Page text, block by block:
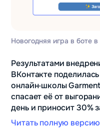
Новогодняя игра в боте
Результатами
ВКонтакте
онлайн‑школы
спасает её от
день и приносит 30%
Читать полную